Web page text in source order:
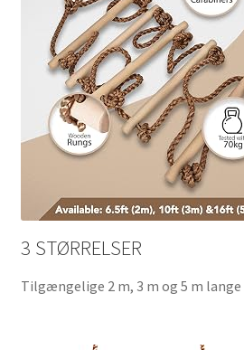
3 STØRRELSER
Tilgængelige 2 m, 3 m og 5 m lange